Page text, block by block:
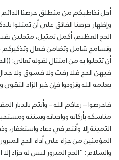
أجل نخاطبكم من منطلق حرصنا الدائم
وإظهار حرصنا الفائق على أن تمثلوا
الحج العظيم، أكمل تمثيل، متحلين
وتسامح شامل وتضامن فعال وتذكيركم
أن تتحلوا به من امتثال لقوله
فيهن الحج فلا رفث ولا فسوق ولا
يعلمه الله وتزودوا فإن خير الزاد التقوى
فاحرصوا – رعاكم الله – وأنتم بالديار
مناسكه بأركانه وواجباته وسننه
الثمينة إلا وأنتم في دعاء واستغفار،
المؤمنين من جزاء على أداء الحج
والسلام : “الحج المبرور ليس له جزاء إلا